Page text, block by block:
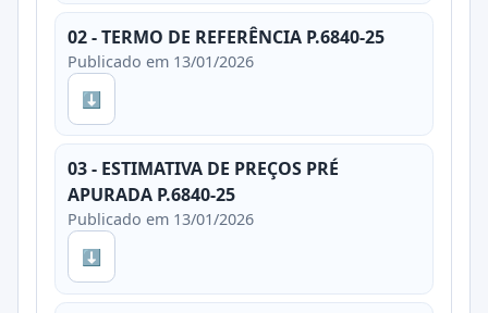
02 - TERMO DE REFERÊNCIA P.6840-25
Publicado em 13/01/2026
⬇
03 - ESTIMATIVA DE PREÇOS PRÉ
APURADA P.6840-25
Publicado em 13/01/2026
⬇